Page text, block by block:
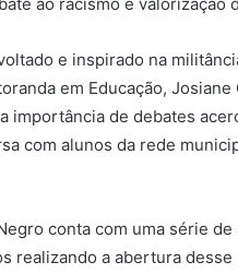
e inspirado na
em Educação,
importância de debates
com alunos da rede
conta com uma série
realizando a abertura